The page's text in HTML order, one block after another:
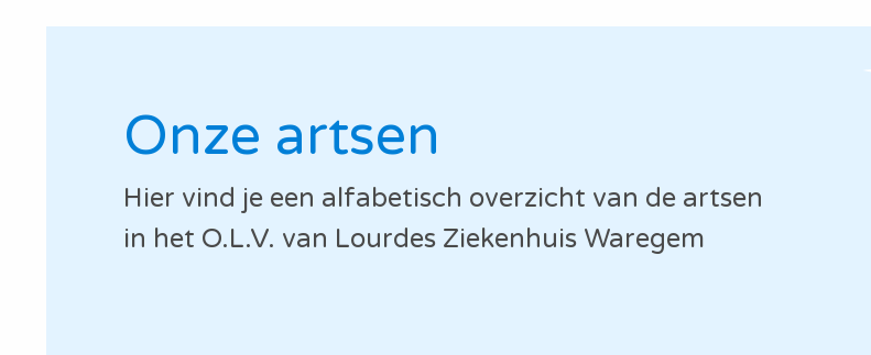
Onze artsen
Hier vind je een alfabetisch overzicht van de artsen
in het O.L.V. van Lourdes Ziekenhuis Waregem